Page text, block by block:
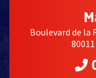
Boulevard de la